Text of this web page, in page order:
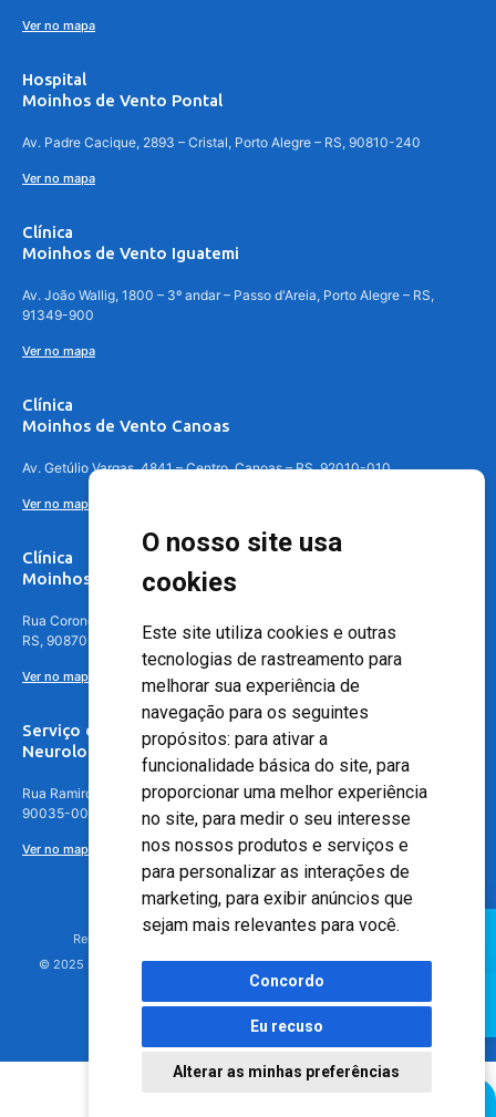
O nosso site usa
cookies
Este site utiliza cookies e outras
tecnologias de rastreamento para
melhorar sua experiência de
navegação para os seguintes
propósitos: para ativar a
funcionalidade básica do site, para
proporcionar uma melhor experiência
no site, para medir o seu interesse
nos nossos produtos e serviços e
para personalizar as interações de
marketing, para exibir anúncios que
sejam mais relevantes para você.
Concordo
Eu recuso
Alterar as minhas preferências
Ver no mapa
Hospital
Moinhos de Vento Pontal
Av. Padre Cacique, 2893 – Cristal, Porto Alegre – RS, 90810-240
Ver no mapa
Clínica
Moinhos de Vento Iguatemi
Av. João Wallig, 1800 – 3º andar – Passo d'Areia, Porto Alegre – RS,
91349-900
Ver no mapa
Clínica
Moinhos de Vento Canoas
Av. Getúlio Vargas, 4841 – Centro, Canoas – RS, 92010-010
Ver no mapa
Clínica
Moinhos de Vento - Teresópolis
Rua Coronel Aparício Borges, 250 - 3º andar - Teresópolis, Porto Alegre -
RS, 90870-016
Ver no mapa
Serviço de
Neurologia
Rua Ramiro Barcelos, 630 – 5º andar – Floresta, Porto Alegre – RS,
90035-001
Ver no mapa
Responsável Técnico: Dr. Luiz Antonio Nasi - CREMERS 11217
© 2025 - Hospital Moinhos de Vento - Registro Empresa (CRM-RS): 425